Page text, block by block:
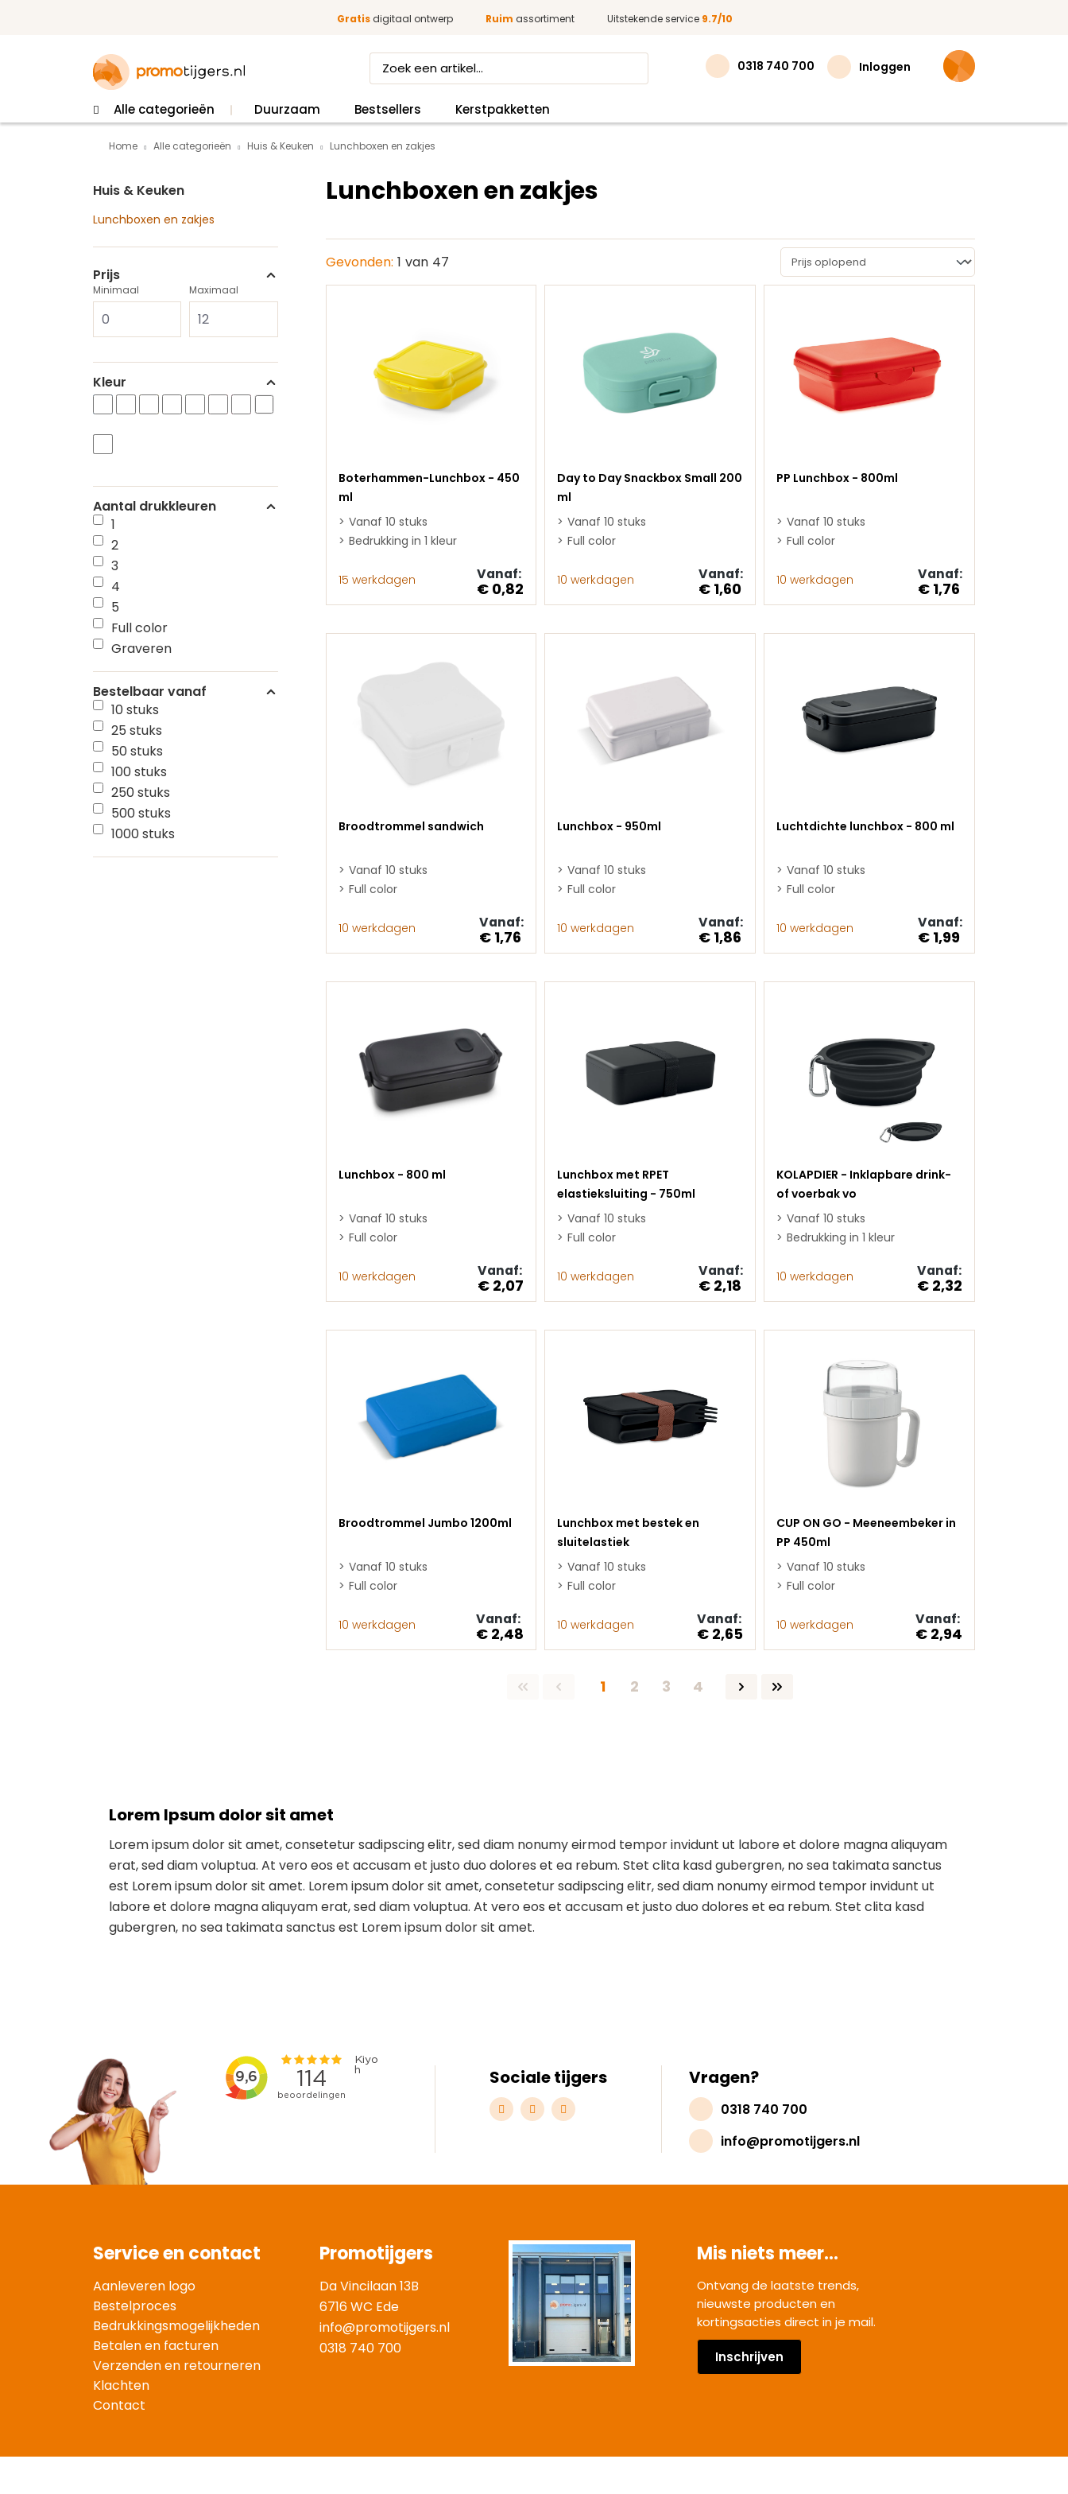
Gratisdigitaal ontwerp Ruim assortiment Uitstekende service 9.7/10
0318 740 700 Inloggen
Alle categorieën Duurzaam Bestsellers Kerstpakketten
Home Alle categorieën Huis & Keuken Lunchboxen en zakjes
Huis & Keuken
Lunchboxen en zakjes
Prijs
Minimaal Maximaal
Kleur
Aantal drukkleuren
1
2
3
4
5
Full color
Graveren
Bestelbaar vanaf
10 stuks
25 stuks
50 stuks
100 stuks
250 stuks
500 stuks
1000 stuks
Lunchboxen en zakjes
Gevonden: 1 van 47
Boterhammen-Lunchbox - 450
ml
Vanaf 10 stuks
Bedrukking in 1 kleur
15 werkdagen Vanaf:
€ 0,82
Day to Day Snackbox Small 200
ml
Vanaf 10 stuks
Full color
10 werkdagen Vanaf:
€ 1,60
PP Lunchbox - 800ml
Vanaf 10 stuks
Full color
10 werkdagen Vanaf:
€ 1,76
Broodtrommel sandwich
Vanaf 10 stuks
Full color
10 werkdagen Vanaf:
€ 1,76
Lunchbox - 950ml
Vanaf 10 stuks
Full color
10 werkdagen Vanaf:
€ 1,86
Luchtdichte lunchbox - 800 ml
Vanaf 10 stuks
Full color
10 werkdagen Vanaf:
€ 1,99
Lunchbox - 800 ml
Vanaf 10 stuks
Full color
10 werkdagen Vanaf:
€ 2,07
Lunchbox met RPET
elastieksluiting - 750ml
Vanaf 10 stuks
Full color
10 werkdagen Vanaf:
€ 2,18
KOLAPDIER - Inklapbare drink-
of voerbak vo
Vanaf 10 stuks
Bedrukking in 1 kleur
10 werkdagen Vanaf:
€ 2,32
Broodtrommel Jumbo 1200ml
Vanaf 10 stuks
Full color
10 werkdagen Vanaf:
€ 2,48
Lunchbox met bestek en
sluitelastiek
Vanaf 10 stuks
Full color
10 werkdagen Vanaf:
€ 2,65
CUP ON GO - Meeneembeker in
PP 450ml
Vanaf 10 stuks
Full color
10 werkdagen Vanaf:
€ 2,94
Pagina
1 Pagina
2 Pagina
3 Pagina
4
Lorem Ipsum dolor sit amet
Lorem ipsum dolor sit amet, consetetur sadipscing elitr, sed diam nonumy eirmod tempor invidunt ut labore et dolore magna aliquyam
erat, sed diam voluptua. At vero eos et accusam et justo duo dolores et ea rebum. Stet clita kasd gubergren, no sea takimata sanctus
est Lorem ipsum dolor sit amet. Lorem ipsum dolor sit amet, consetetur sadipscing elitr, sed diam nonumy eirmod tempor invidunt ut
labore et dolore magna aliquyam erat, sed diam voluptua. At vero eos et accusam et justo duo dolores et ea rebum. Stet clita kasd
gubergren, no sea takimata sanctus est Lorem ipsum dolor sit amet.
Sociale tijgers Vragen?
0318 740 700
info@promotijgers.nl
Service en contact
Aanleveren logo
Bestelproces
Bedrukkingsmogelijkheden
Betalen en facturen
Verzenden en retourneren
Klachten
Contact
Promotijgers
Da Vincilaan 13B
6716 WC Ede
info@promotijgers.nl
0318 740 700
Mis niets meer...
Ontvang de laatste trends,
nieuwste producten en
kortingsacties direct in je mail.
Inschrijven